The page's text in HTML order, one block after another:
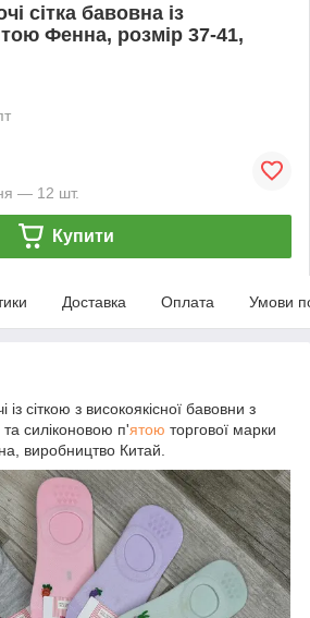
сітка бавовна із
Фенна, розмір 37-41,
— 12 шт.
Купити
Доставка Оплата Умови
із сіткою з високоякісної бавовни з
силіконовою п'ятою торгової марки
виробництво Китай.